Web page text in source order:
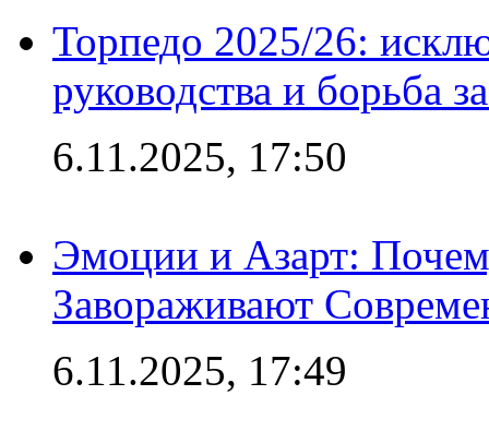
Торпедо 2025/26:
руководства и борьба
6.11.2025, 17:50
Эмоции и Азарт:
Завораживают
6.11.2025, 17:49